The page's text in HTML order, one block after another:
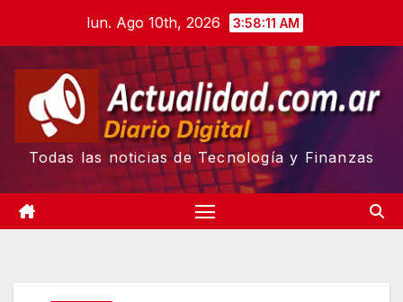
content
lun. Ago 10th, 2026 3:58:12 AM
Todas las noticias de Tecnología y Finanzas